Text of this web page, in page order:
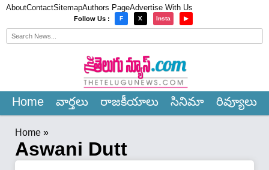
AboutContactSitemapAuthors PageAdvertise With Us
Follow Us : F X Insta ▶
Home వార్త‌లు రాజ‌కీయాలు సినిమా రివ్యూలు
Home »
Aswani Dutt